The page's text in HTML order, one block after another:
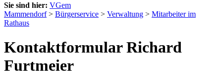
Sie sind hier: VGem
Mammendorf> Bürgerservice > Verwaltung > Mitarbeiter im
Rathaus
Kontaktformular Richard
Furtmeier